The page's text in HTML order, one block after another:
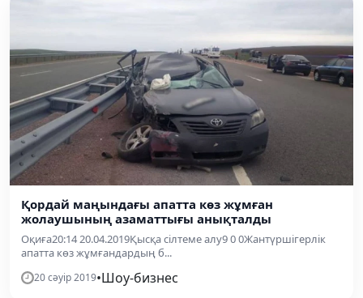
Қордай маңындағы апатта көз жұмған
жолаушының азаматтығы анықталды
Оқиға20:14 20.04.2019Қысқа сілтеме алу9 0 0Жантүршігерлік
апатта көз жұмғандардың б...
20 сәуір 2019•Шоу-бизнес